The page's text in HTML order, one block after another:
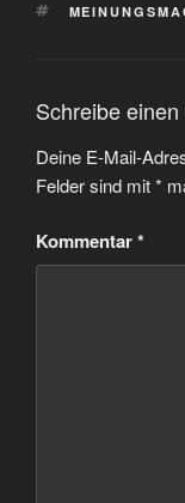
Schreibe
Deine E-Mail-
Felder sind mit*
Kommentar*